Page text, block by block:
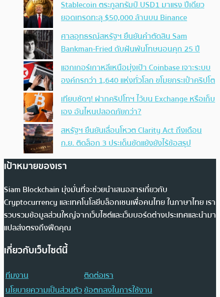
Stablecoin ตระกูลทรัมป์ USD1 มาแรง ปีเดียว
ยอดเทรดทะลุ $50,000 ล้านบน Binance
ศาลอุทธรณ์สหรัฐฯ ยืนยันคำตัดสิน Sam
Bankman-Fried ดับฝันพ้นโทษนอนคุก 25 ปี
แฮกเกอร์เกาหลีเหนือมุ่งเป้า Coinbase เจาะระบบ
องค์กรกว่า 1,640 แห่งทั่วโลก ขโมยกระเป๋าคริปโต
เทียบชัดๆ! ฝากคริปโทฯ ไว้บน Exchange หรือเก็บ
เอง อันไหนปลอดภัยกว่า?
สหรัฐฯ ยืนยันเลื่อนโหวต Clarity Act ถึงเดือน
ก.ย. ติดล็อก 3 ประเด็นขัดแย้งยังไร้ข้อสรุป
เป้าหมายของเรา
Siam Blockchain มุ่งมั่นที่จะช่วยนำเสนอสารเกี่ยวกับ
Cryptocurrency และเทคโนโลยีบล็อกเชนเพื่อคนไทย ในภาษาไทย เรา
รวบรวมข้อมูลส่วนใหญ่จากเว็บไซต์และเว็บบอร์ดต่างประเทศและนำมา
แปลส่งตรงถึงฟีดคุณ
เกี่ยวกับเว็บไซต์นี้
ทีมงาน
ติดต่อเรา
นโยบายความเป็นส่วนตัวข้อตกลงในการใช้งาน